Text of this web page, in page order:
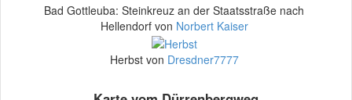
Bad Gottleuba: Steinkreuz an der Staatsstraße nach
Hellendorf von Norbert Kaiser
Herbst von Dresdner7777